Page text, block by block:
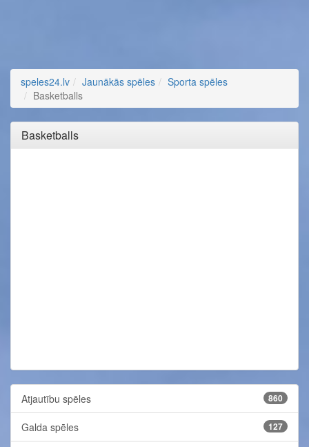
speles24.lv Jaunākās spēles
Sporta spēles
Basketballs
Basketballs
Atjautību spēles 860
Galda spēles 127